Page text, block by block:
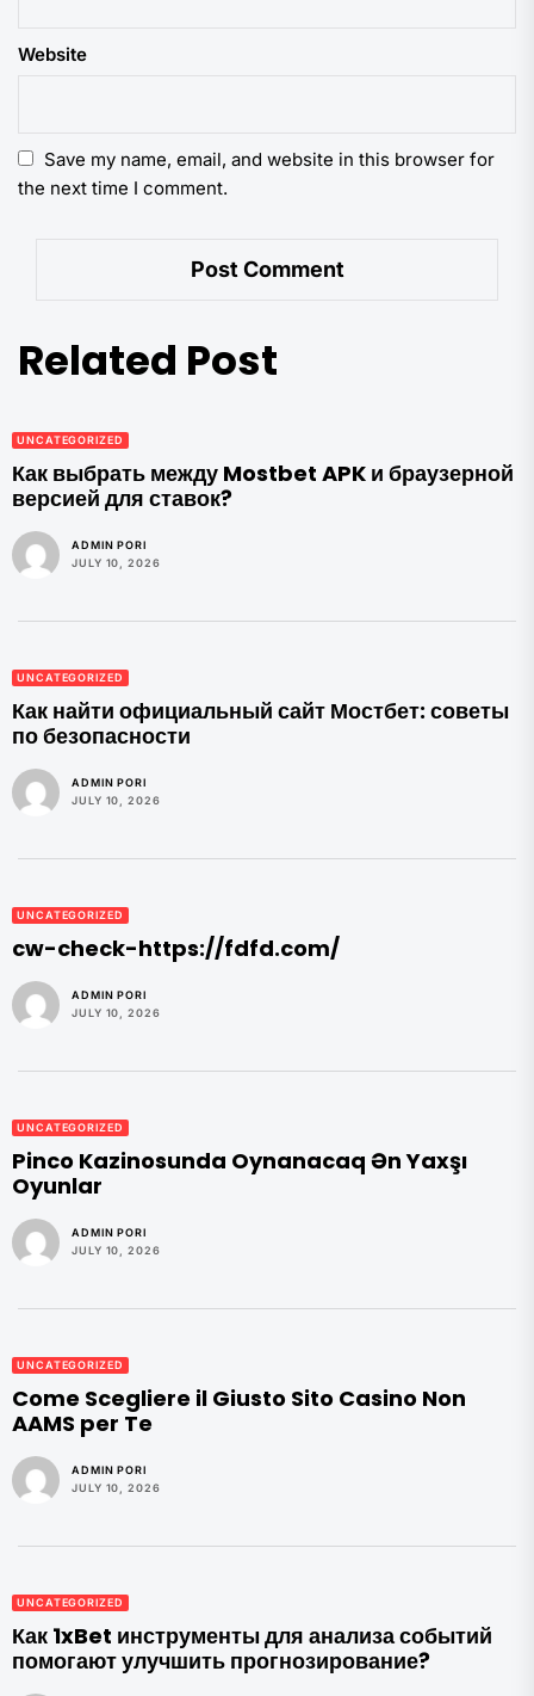
Website
Save my name, email, and website in this browser for
the next time I comment.
Related Post
UNCATEGORIZED
Как выбрать между Mostbet APK и браузерной
версией для ставок?
ADMIN PORI
JULY 10, 2026
UNCATEGORIZED
Как найти официальный сайт Мостбет: советы
по безопасности
ADMIN PORI
JULY 10, 2026
UNCATEGORIZED
cw-check-https://fdfd.com/
ADMIN PORI
JULY 10, 2026
UNCATEGORIZED
Pinco Kazinosunda Oynanacaq Ən Yaxşı
Oyunlar
ADMIN PORI
JULY 10, 2026
UNCATEGORIZED
Come Scegliere il Giusto Sito Casino Non
AAMS per Te
ADMIN PORI
JULY 10, 2026
UNCATEGORIZED
Как 1xBet инструменты для анализа событий
помогают улучшить прогнозирование?